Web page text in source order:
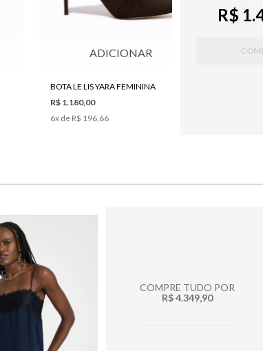
ADICIONAR
BOTA LE LIS YARA FEMININA
R$ 1.180,00
6x de R$ 196,66
R$
COMPRE TUDO POR
R$ 4.349,90